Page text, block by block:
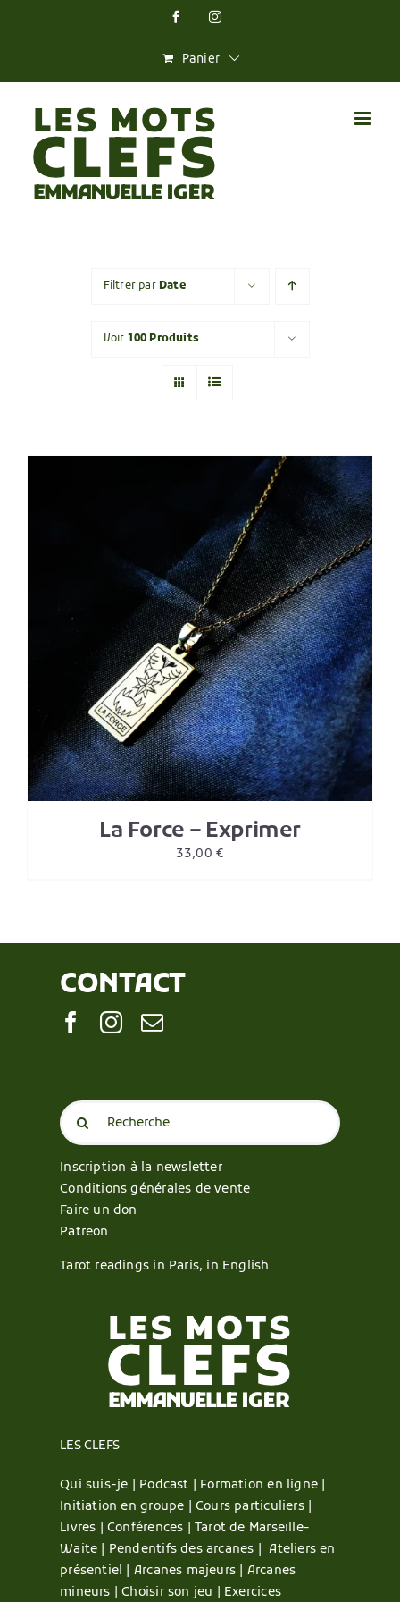
FacebookInstagram
Panier
Filtrer par Date
Voir 100 Produits
La Force – Exprimer
33,00€
CONTACT
Search
for:
Inscription à la newsletter
Conditions générales de vente
Faire un don
Patreon
Tarot readings in Paris, in English
LES CLEFS
Qui suis-je | Podcast | Formation en ligne |
Initiation en groupe |Cours particuliers |
Livres |Conférences |Tarot de Marseille-
Waite | Pendentifs des arcanes |Ateliers en
présentiel | Arcanes majeurs | Arcanes
mineurs |Choisir son jeu | Exercices